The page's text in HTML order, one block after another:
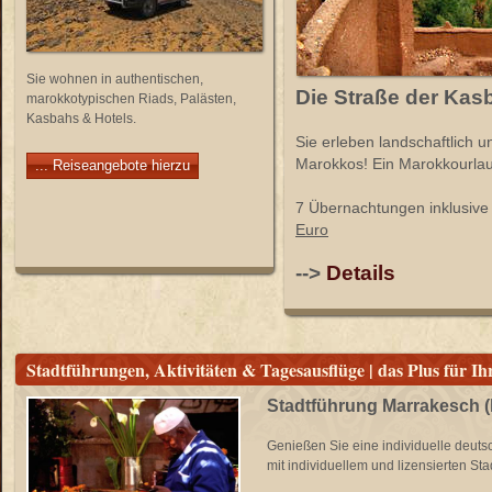
Sie wohnen in authentischen,
marokkotypischen Riads, Palästen,
Kasbahs & Hotels.
... Reiseangebote hierzu
Die Straße der
Sie erleben landschaftlich
Marokkos! Ein
7 Übernachtungen
Euro
--> Details
Stadtführungen, Aktivitäten & Tagesausflüge | das Plus für
Stadtführung Marrakesch
Genießen Sie eine individuelle
mit individuellem und lizensierten